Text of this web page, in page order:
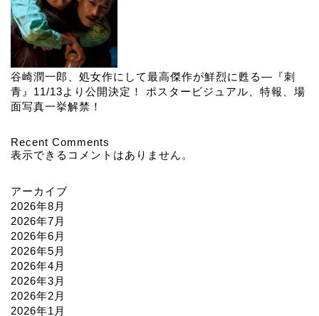
谷崎潤一郎、処女作にして最高傑作が鮮烈に甦る―『刺
青』11/13より公開決定！ ポスタービジュアル、特報、場
面写真一挙解禁！
Recent Comments
表示できるコメントはありません。
アーカイブ
2026年8月
2026年7月
2026年6月
2026年5月
2026年4月
2026年3月
2026年2月
2026年1月